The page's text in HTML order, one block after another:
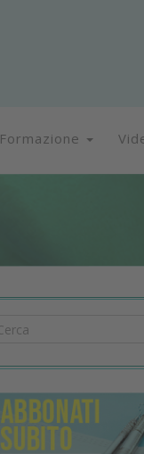
Formazione